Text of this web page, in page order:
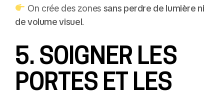
On crée des zones sans perdre de lumière ni
de volume visuel.
5. SOIGNER LES
PORTES ET LES